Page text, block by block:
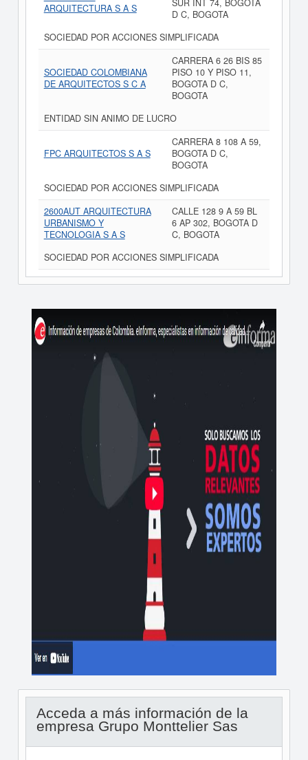
ARQUITECTURA S A S
SUR INT 74, BOGOTA
D C, BOGOTA
SOCIEDAD POR ACCIONES SIMPLIFICADA
SOCIEDAD COLOMBIANA
DE ARQUITECTOS S C A
CARRERA 6 26 BIS 85
PISO 10 Y PISO 11,
BOGOTA D C,
BOGOTA
ENTIDAD SIN ANIMO DE LUCRO
FPC ARQUITECTOS S A S
CARRERA 8 108 A 59,
BOGOTA D C,
BOGOTA
SOCIEDAD POR ACCIONES SIMPLIFICADA
2600AUT ARQUITECTURA
URBANISMO Y
TECNOLOGIA S A S
CALLE 128 9 A 59 BL
6 AP 302, BOGOTA D
C, BOGOTA
SOCIEDAD POR ACCIONES SIMPLIFICADA
Acceda a más información de la
empresa Grupo Monttelier Sas